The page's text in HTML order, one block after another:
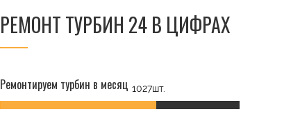
РЕМОНТ ТУРБИН 24 В ЦИФРАХ
Ремонтируем турбин в месяц 1027шт.